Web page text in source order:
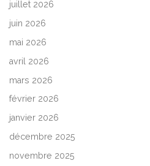
juillet 2026
juin 2026
mai 2026
avril 2026
mars 2026
février 2026
janvier 2026
décembre 2025
novembre 2025